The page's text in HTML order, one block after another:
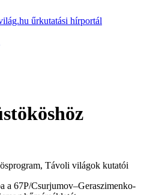
Távoli világok kutatói
a 67P/Csurjumov–Geraszimenko-